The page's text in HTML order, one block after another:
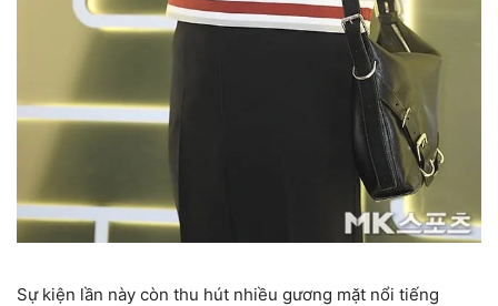
Sự kiện lần này còn thu hút nhiều gương mặt nổi tiếng